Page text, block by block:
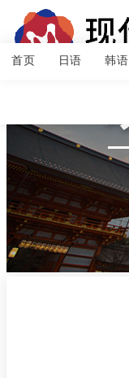
首页 日语 韩语